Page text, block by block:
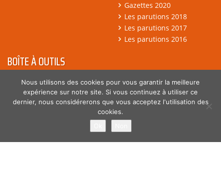
Gazettes 2020
Les parutions 2018
Les parutions 2017
Les parutions 2016
BOÎTE À OUTILS
Flash Info
Accords
Année 2021
Nous utilisons des cookies pour vous garantir la meilleure
expérience sur notre site. Si vous continuez à utiliser ce
dernier, nous considérerons que vous acceptez l'utilisation des
cookies.